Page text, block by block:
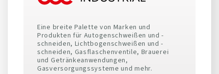
Eine breite Palette von Marken und
Produkten für Autogenschweißen und -
schneiden, Lichtbogenschweißen und -
schneiden, Gasflaschenventile, Brauerei
und Getränkeanwendungen,
Gasversorgungssysteme und mehr.